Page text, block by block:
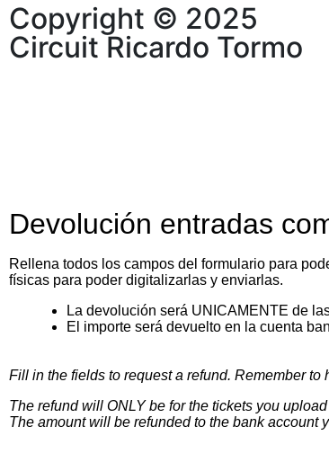
Copyright © 2025
Circuit Ricardo Tormo
Devolución entradas
Rellena todos los campos del formulario para
físicas para poder digitalizarlas y enviarlas.
La devolución será UNICAMENTE de
El importe será devuelto en la cuenta
Fill in the fields to request a refund. Remember
The refund will ONLY be for the tickets you
The amount will be refunded to the bank account